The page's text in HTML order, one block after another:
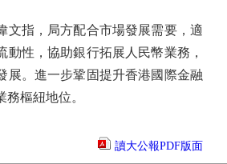
指，局方配合市場發展需要，適
動性，協助銀行拓展人民幣業務，
展。進一步鞏固提升香港國際金融
樞紐地位。
讀大公報PDF版面